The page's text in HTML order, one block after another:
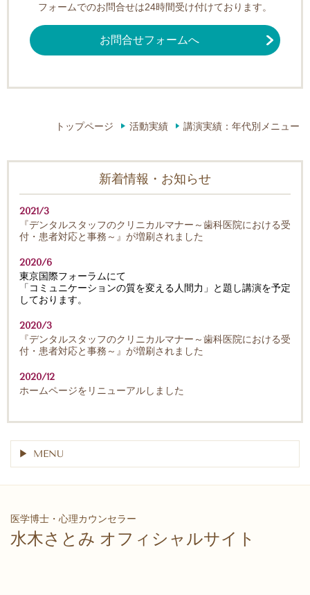
フォームでのお問合せは24時間受け付けております。
お問合せフォームへ
トップページ 活動実績 講演実績：年代別メニュー
新着情報・お知らせ
2021/3
『デンタルスタッフのクリニカルマナー～歯科医院における受
付・患者対応と事務～』が増刷されました
2020/6
東京国際フォーラムにて
「コミュニケーションの質を変える人間力」と題し講演を予定
しております。
2020/3
『デンタルスタッフのクリニカルマナー～歯科医院における受
付・患者対応と事務～』が増刷されました
2020/12
ホームページをリニューアルしました
MENU
医学博士・心理カウンセラー
水木さとみ オフィシャルサイト